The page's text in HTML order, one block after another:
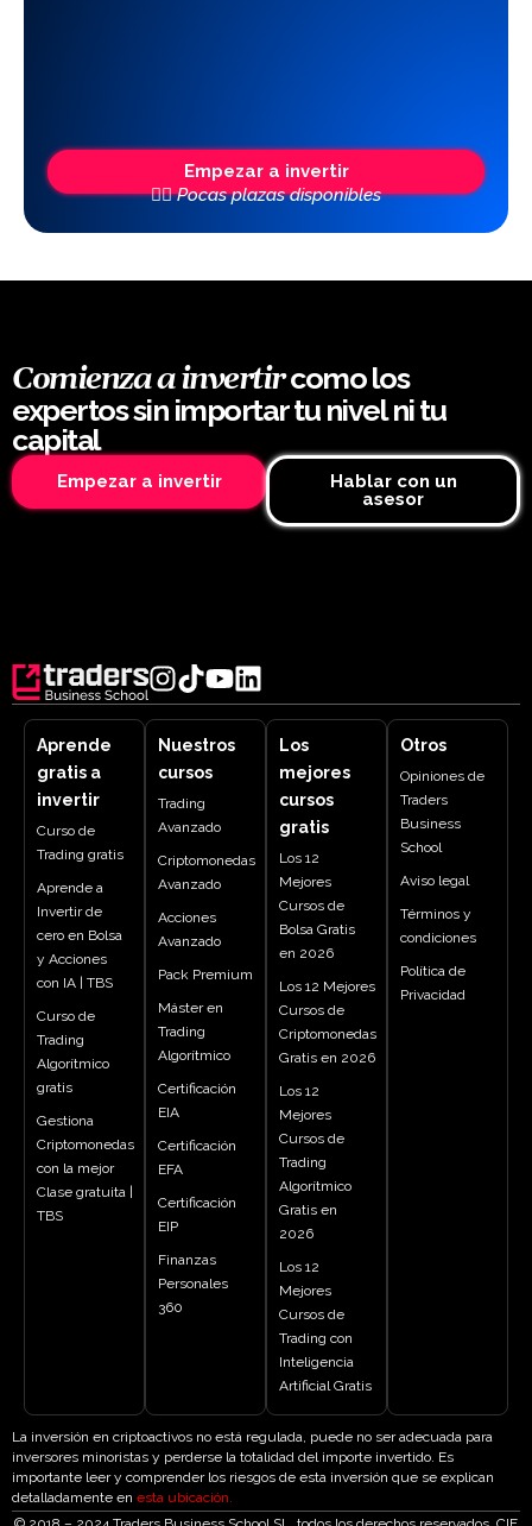
Empezar a invertir
👆🏼 Pocas plazas disponibles
Comienza a invertircomo los
expertos sin importar tu nivel ni tu
capital
Empezar a invertir
Hablar con un
asesor
Aprende
gratis a
invertir
Curso de
Trading gratis
Aprende a
Invertir de
cero en Bolsa
y Acciones
con IA | TBS
Curso de
Trading
Algorítmico
gratis
Gestiona
Criptomonedas
con la mejor
Clase gratuita |
TBS
Nuestros
cursos
Trading
Avanzado
Criptomonedas
Avanzado
Acciones
Avanzado
Pack Premium
Máster en
Trading
Algorítmico
Certificación
EIA
Certificación
EFA
Certificación
EIP
Finanzas
Personales
360
Los
mejores
cursos
gratis
Los 12
Mejores
Cursos de
Bolsa Gratis
en 2026
Los 12 Mejores
Cursos de
Criptomonedas
Gratis en 2026
Los 12
Mejores
Cursos de
Trading
Algorítmico
Gratis en
2026
Los 12
Mejores
Cursos de
Trading con
Inteligencia
Artificial Gratis
Otros
Opiniones de
Traders
Business
School
Aviso legal
Términos y
condiciones
Política de
Privacidad
La inversión en criptoactivos no está regulada, puede no ser adecuada para
inversores minoristas y perderse la totalidad del importe invertido. Es
importante leer y comprender los riesgos de esta inversión que se explican
detalladamente en esta ubicación.